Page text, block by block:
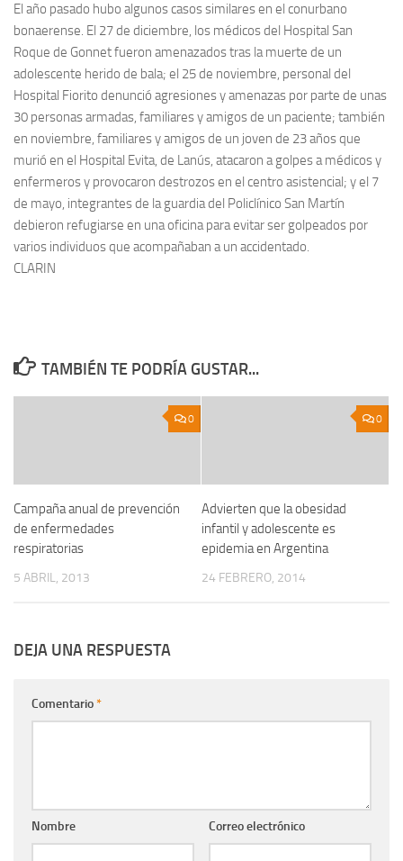
El año pasado hubo algunos casos similares en el conurbano
bonaerense. El 27 de diciembre, los médicos del Hospital San
Roque de Gonnet fueron amenazados tras la muerte de un
adolescente herido de bala; el 25 de noviembre, personal del
Hospital Fiorito denunció agresiones y amenazas por parte de unas
30 personas armadas, familiares y amigos de un paciente; también
en noviembre, familiares y amigos de un joven de 23 años que
murió en el Hospital Evita, de Lanús, atacaron a golpes a médicos y
enfermeros y provocaron destrozos en el centro asistencial; y el 7
de mayo, integrantes de la guardia del Policlínico San Martín
debieron refugiarse en una oficina para evitar ser golpeados por
varios individuos que acompañaban a un accidentado.
CLARIN
TAMBIÉN TE PODRÍA GUSTAR...
0
Campaña anual de prevención
de enfermedades
respiratorias
5 ABRIL, 2013
0
Advierten que la obesidad
infantil y adolescente es
epidemia en Argentina
24 FEBRERO, 2014
DEJA UNA RESPUESTA
Comentario*
Nombre Correo electrónico